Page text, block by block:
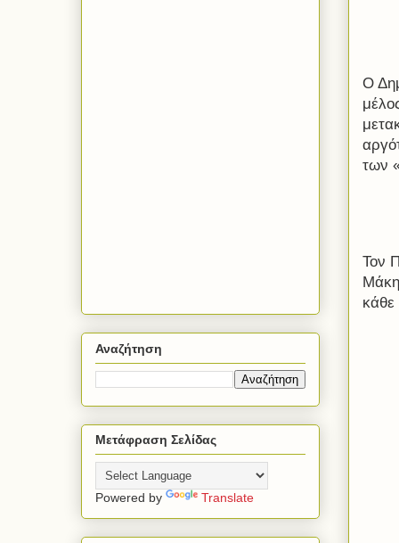
Ο
των
Τον
κάθε
Αναζήτηση
Μετάφραση Σελίδας
Powered by Translate